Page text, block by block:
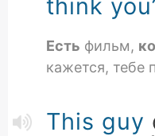
think
Есть фильм,
кажется, тебе
This guy